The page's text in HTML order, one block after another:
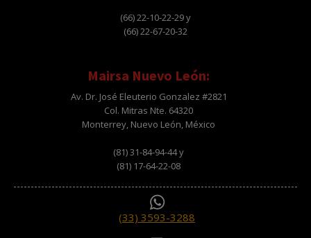
(66) 22-10-22-29 y
(66) 22-67-20-32
Mairsa Nuevo León:
Av. Dr. José Eleuterio Gonzalez #2821
Col. Mitras Nte. 64320
Monterrey, Nuevo León, México
(81) 31-84-94-44 y
(81) 17-64-22-08
(33) 3593-3288